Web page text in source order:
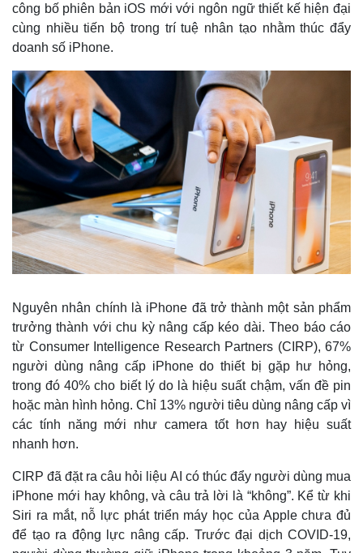
công bố phiên bản iOS mới với ngôn ngữ thiết kế hiện đại
cùng nhiều tiến bộ trong trí tuệ nhân tạo nhằm thúc đẩy
doanh số iPhone.
Nguyên nhân chính là iPhone đã trở thành một sản phẩm
trưởng thành với chu kỳ nâng cấp kéo dài. Theo báo cáo
từ Consumer Intelligence Research Partners (CIRP), 67%
người dùng nâng cấp iPhone do thiết bị gặp hư hỏng,
trong đó 40% cho biết lý do là hiệu suất chậm, vấn đề pin
hoặc màn hình hỏng. Chỉ 13% người tiêu dùng nâng cấp vì
các tính năng mới như camera tốt hơn hay hiệu suất
nhanh hơn.
CIRP đã đặt ra câu hỏi liệu AI có thúc đẩy người dùng mua
iPhone mới hay không, và câu trả lời là “không”. Kể từ khi
Siri ra mắt, nỗ lực phát triển máy học của Apple chưa đủ
để tạo ra động lực nâng cấp. Trước đại dịch COVID-19,